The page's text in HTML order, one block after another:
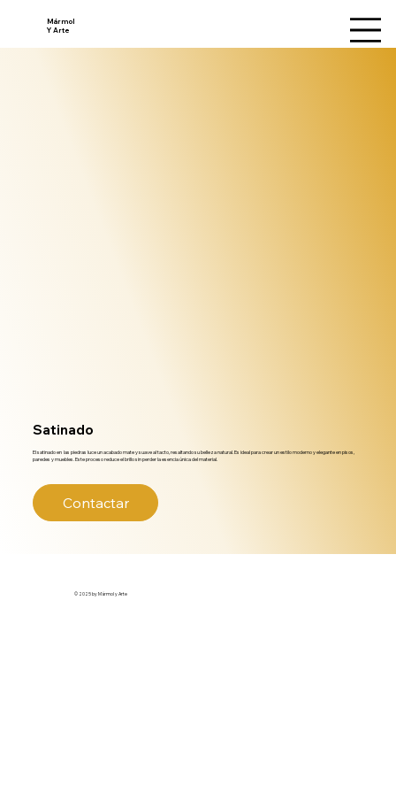
Mármol
Y Arte
Satinado
El satinado en las piedras luce un acabado mate y suave al tacto, resaltando su belleza natural. Es ideal para crear un estilo moderno y elegante en pisos,
paredes y muebles. Este proceso reduce el brillo sin perder la esencia única del material.
Contactar
© 2025 by Mármol y Arte